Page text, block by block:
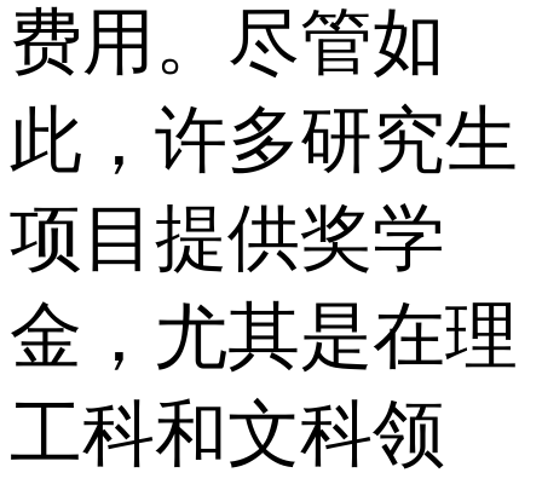
费用。尽管如
此，许多研究生
项目提供奖学
金，尤其是在理
工科和文科领